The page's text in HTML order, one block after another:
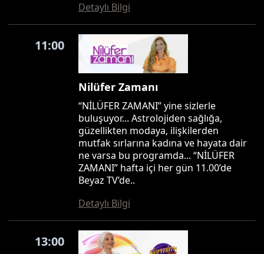
Detaylı Bilgi
11:00
Nilüfer Zamanı
“NİLÜFER ZAMANI” yine sizlerle
buluşuyor... Astrolojiden sağlığa,
güzellikten modaya, ilişkilerden
mutfak sırlarına kadına ve hayata dair
ne varsa bu programda... “NİLÜFER
ZAMANI” hafta içi her gün 11.00’de
Beyaz TV’de..
Detaylı Bilgi
13:00